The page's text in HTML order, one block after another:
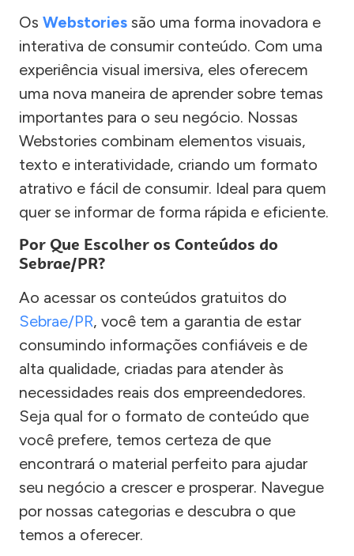
Os Webstories são uma forma inovadora e
interativa de consumir conteúdo. Com uma
experiência visual imersiva, eles oferecem
uma nova maneira de aprender sobre temas
importantes para o seu negócio. Nossas
Webstories combinam elementos visuais,
texto e interatividade, criando um formato
atrativo e fácil de consumir. Ideal para quem
quer se informar de forma rápida e eficiente.
Por Que Escolher os Conteúdos do
Sebrae/PR?
Ao acessar os conteúdos gratuitos do
Sebrae/PR, você tem a garantia de estar
consumindo informações confiáveis e de
alta qualidade, criadas para atender às
necessidades reais dos empreendedores.
Seja qual for o formato de conteúdo que
você prefere, temos certeza de que
encontrará o material perfeito para ajudar
seu negócio a crescer e prosperar. Navegue
por nossas categorias e descubra o que
temos a oferecer.